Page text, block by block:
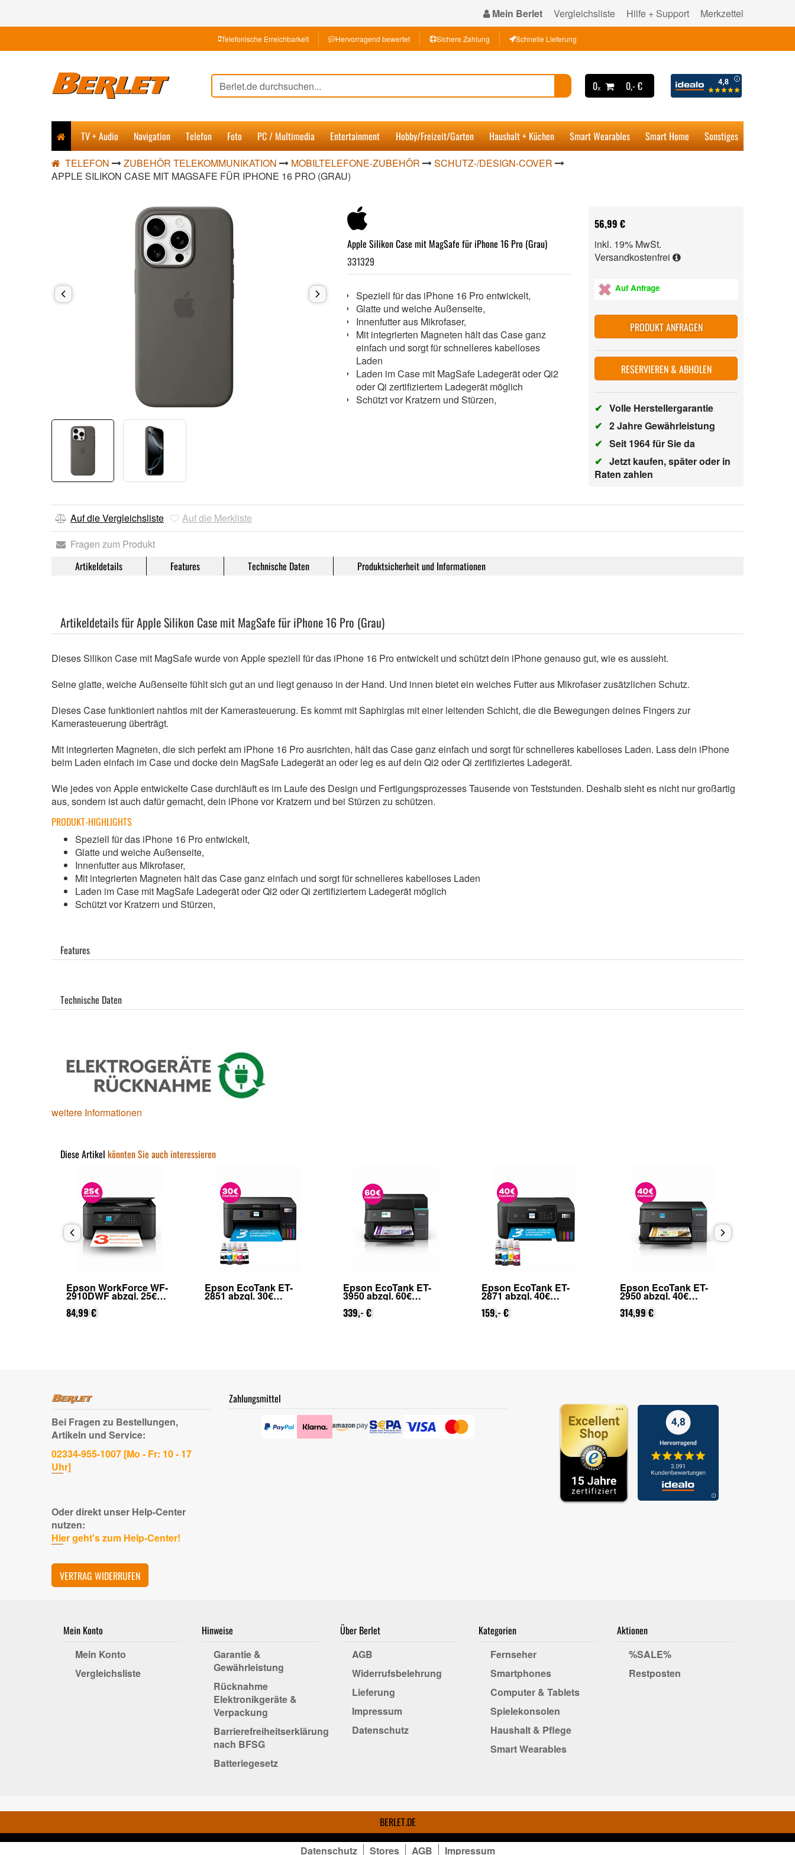
Mein Berlet Vergleichsliste Hilfe + Support Merkzettel
Telefonische Erreichbarkeit Hervorragend bewertet Sichere Zahlung Schnelle Lieferung
0ₓ 0,- €
TV + Audio Navigation Telefon Foto PC / Multimedia Entertainment Hobby/Freizeit/Garten Haushalt + Küchen Smart Wearables Smart Home Sonstiges
TELEFON ZUBEHÖR TELEKOMMUNIKATION MOBILTELEFONE-ZUBEHÖR
SCHUTZ-/DESIGN-COVER
APPLE SILIKON CASE MIT MAGSAFE FÜR IPHONE 16 PRO (GRAU)
Apple Silikon Case mit MagSafe für iPhone 16 Pro (Grau)
331329
Speziell für das iPhone 16 Pro entwickelt,
Glatte und weiche Außenseite,
Innenfutter aus Mikrofaser,
Mit integrierten Magneten hält das Case ganz
einfach und sorgt für schnelleres kabelloses
Laden
Laden im Case mit MagSafe Ladegerät oder Qi2
oder Qi zertifiziertem Ladegerät möglich
Schützt vor Kratzern und Stürzen,
56,99 €
inkl. 19% MwSt.
Versandkostenfrei
Auf Anfrage
PRODUKT ANFRAGEN
RESERVIEREN & ABHOLEN
✔ Volle Herstellergarantie
✔ 2 Jahre Gewährleistung
✔ Seit 1964 für Sie da
✔ Jetzt kaufen, später oder in
Raten zahlen
Auf die Vergleichsliste
Auf die Merkliste
Fragen zum Produkt
Artikeldetails Features Technische Daten Produktsicherheit und Informationen
Artikeldetails für Apple Silikon Case mit MagSafe für iPhone 16 Pro (Grau)
Dieses Silikon Case mit MagSafe wurde von Apple speziell für das iPhone 16 Pro entwickelt und schützt dein iPhone genauso gut, wie es aussieht.
Seine glatte, weiche Außenseite fühlt sich gut an und liegt genauso in der Hand. Und innen bietet ein weiches Futter aus Mikrofaser zusätzlichen Schutz.
Dieses Case funktioniert nahtlos mit der Kamerasteuerung. Es kommt mit Saphirglas mit einer leitenden Schicht, die die Bewegungen deines Fingers zur
Kamerasteuerung überträgt.
Mit integrierten Magneten, die sich perfekt am iPhone 16 Pro ausrichten, hält das Case ganz einfach und sorgt für schnelleres kabelloses Laden. Lass dein iPhone
beim Laden einfach im Case und docke dein MagSafe Ladegerät an oder leg es auf dein Qi2 oder Qi zertifiziertes Ladegerät.
Wie jedes von Apple entwickelte Case durchläuft es im Laufe des Design und Fertigungsprozesses Tausende von Teststunden. Deshalb sieht es nicht nur großartig
aus, sondern ist auch dafür gemacht, dein iPhone vor Kratzern und bei Stürzen zu schützen.
PRODUKT-HIGHLIGHTS
Speziell für das iPhone 16 Pro entwickelt,
Glatte und weiche Außenseite,
Innenfutter aus Mikrofaser,
Mit integrierten Magneten hält das Case ganz einfach und sorgt für schnelleres kabelloses Laden
Laden im Case mit MagSafe Ladegerät oder Qi2 oder Qi zertifiziertem Ladegerät möglich
Schützt vor Kratzern und Stürzen,
Features
Technische Daten
weitere Informationen
Diese Artikel könnten Sie auch interessieren
Epson WorkForce WF-
2910DWF abzgl. 25€
Cashback (von Epson
nach Registrierung)
84,99 €
Epson EcoTank ET-
2851 abzgl. 30€
Cashback (von Epson
Epson EcoTank ET-
3950 abzgl. 60€
Cashback (von Epson
nach Registrierung)
339,- €
Epson EcoTank ET-
2871 abzgl. 40€
Cashback (von Epson
nach Registrierung)
159,- €
Epson EcoTank ET-
2950 abzgl. 40€
Cashback (von Epson
nach Registrierung)
314,99 €
Bei Fragen zu Bestellungen,
Artikeln und Service:
02334-955-1007 [Mo - Fr: 10 - 17
Uhr]
Oder direkt unser Help-Center
nutzen:
Hier geht's zum Help-Center!
VERTRAG WIDERRUFEN
Zahlungsmittel
Mein Konto
Mein Konto
Vergleichsliste
Hinweise
Garantie &
Gewährleistung
Rücknahme
Elektronikgeräte &
Verpackung
Barrierefreiheitserklärung
nach BFSG
Batteriegesetz
Über Berlet
AGB
Widerrufsbelehrung
Lieferung
Impressum
Datenschutz
Kategorien
Fernseher
Smartphones
Computer & Tablets
Spielekonsolen
Haushalt & Pflege
Smart Wearables
Aktionen
%SALE%
Restposten
BERLET.DE
Datenschutz Stores AGB Impressum